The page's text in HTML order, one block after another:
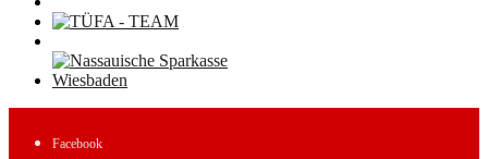
Facebook